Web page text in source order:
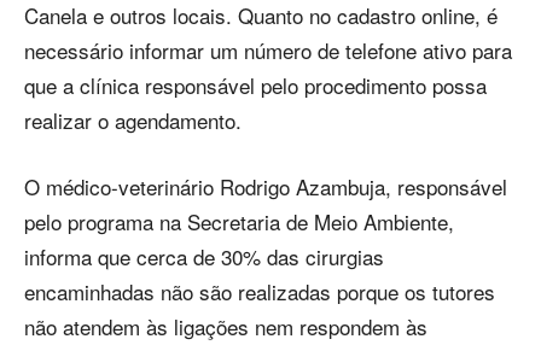
Canela e outros locais. Quanto no cadastro online, é
necessário informar um número de telefone ativo para
que a clínica responsável pelo procedimento possa
realizar o agendamento.
O médico-veterinário Rodrigo Azambuja, responsável
pelo programa na Secretaria de Meio Ambiente,
informa que cerca de 30% das cirurgias
encaminhadas não são realizadas porque os tutores
não atendem às ligações nem respondem às